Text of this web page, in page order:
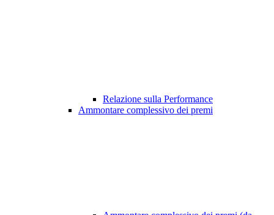
Relazione sulla Performance
Ammontare complessivo dei premi